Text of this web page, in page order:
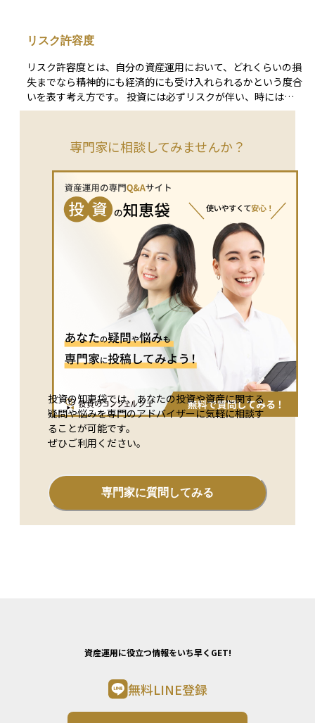
ーンだけでなく、為替リスクの存在も十分に理解しておくこと
が大切です。
して、定期的に実施されます。 例えば、株式が上昇して目標
るといった調整を行います。なお、近年では自動リバランス機
能を提供する投資サービスも登場しています。
リスク許容度
リスク許容度とは、自分の資産運用において、どれくらいの損
失までなら精神的にも経済的にも受け入れられるかという度合
いを表す考え方です。 投資には必ずリスクが伴い、時には資
産が目減りすることもあります。そのときに、どのくらいの下
観点で、自分のリスク許容度を見極めることが大切です。 年
齢、収入、資産の状況、投資経験、投資の目的などによって人
それぞれ異なり、リスク許容度が高い人は価格変動の大きい商
品にも挑戦できますが、低い人は安定性の高い商品を選ぶほう
が安心です。自分のリスク許容度を正しく理解することで、無
理のない投資計画を立てることができます。
専門家に相談してみませんか？
投資の知恵袋では、あなたの投資や資産に関する
疑問や悩みを専門のアドバイザーに気軽に相談す
ることが可能です。
ぜひご利用ください。
専門家に質問してみる
資産運用に役立つ情報をいち早くGET!
無料LINE登録